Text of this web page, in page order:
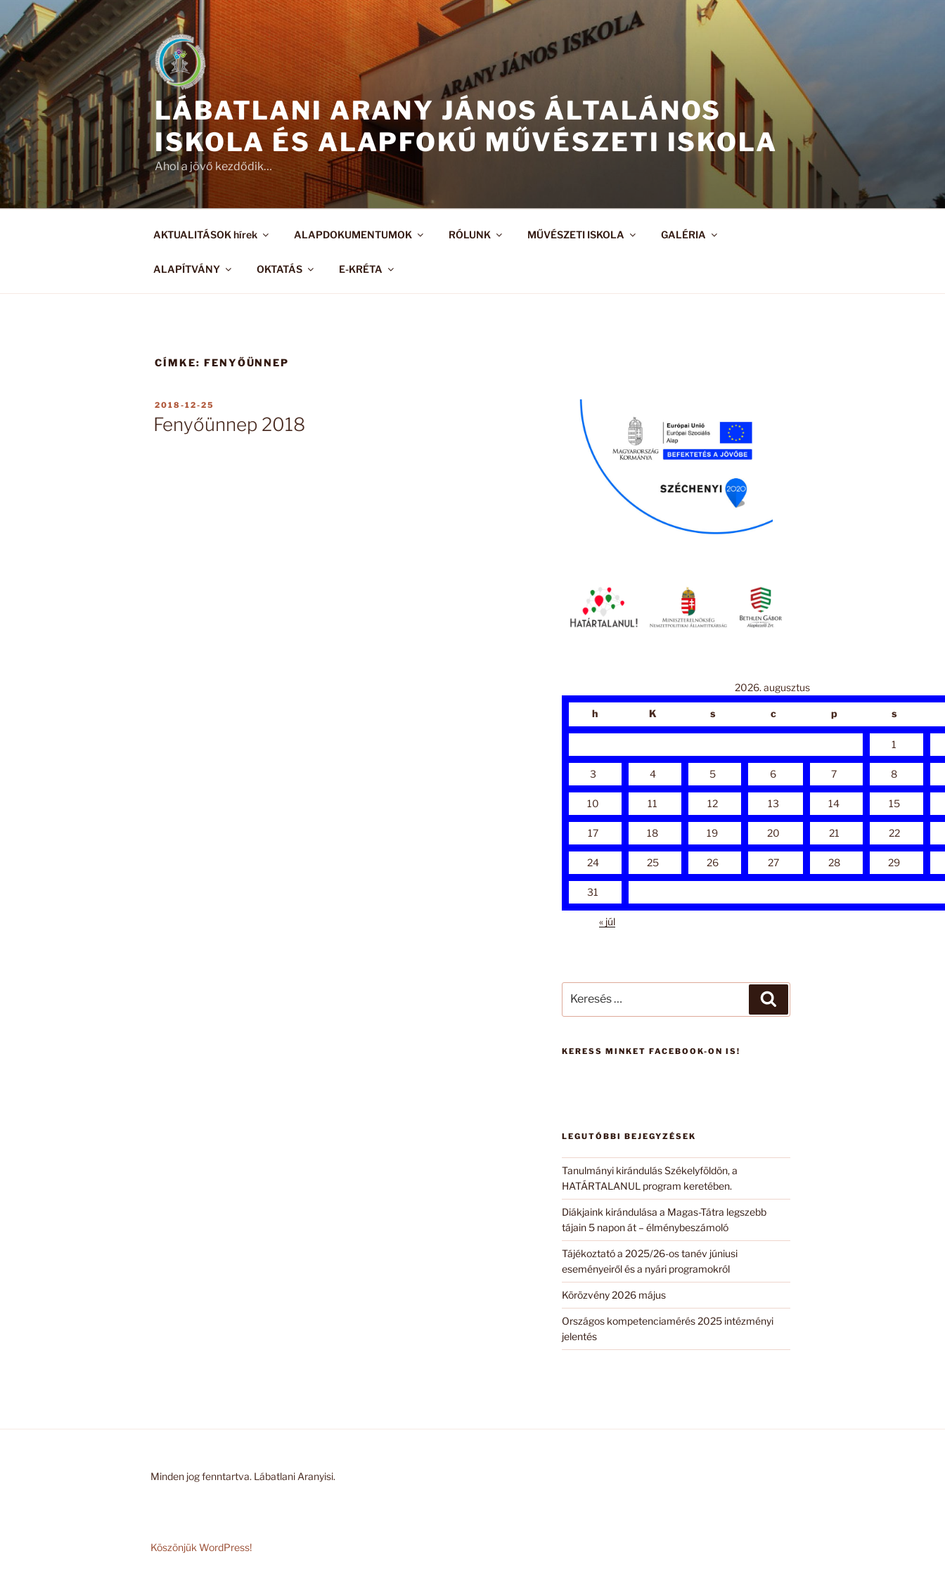
Tartalomhoz
LÁBATLANI ARANY JÁNOS ÁLTALÁNOS
ISKOLA ÉS ALAPFOKÚ MŰVÉSZETI ISKOLA
Ahol a jövő kezdődik…
AKTUALITÁSOK hírek ALAPDOKUMENTUMOK RÓLUNK MŰVÉSZETI ISKOLA GALÉRIA
ALAPÍTVÁNY OKTATÁS E-KRÉTA
CÍMKE: FENYŐÜNNEP
BEKÜLDVE:
2018-12-25
Fenyőünnep 2018
2026. augusztus
h K s c p s
1
3 4 5 6 7 8
10 11 12 13 14 15
17 18 19 20 21 22
24 25 26 27 28 29
31
« júl
következő
KERESS MINKET FACEBOOK-ON IS!
LEGUTÓBBI BEJEGYZÉSEK
Tanulmányi kirándulás Székelyföldön, a
HATÁRTALANUL program keretében.
Diákjaink kirándulása a Magas-Tátra legszebb
tájain 5 napon át – élménybeszámoló
Tájékoztató a 2025/26-os tanév júniusi
eseményeiről és a nyári programokról
Körözvény 2026 május
Országos kompetenciamérés 2025 intézményi
jelentés
Minden jog fenntartva. Lábatlani Aranyisi.
Köszönjük WordPress!